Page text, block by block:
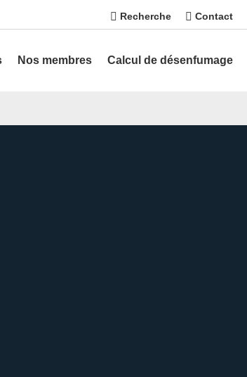
Recherche Contact
Nos membres Calcul de désenfumage